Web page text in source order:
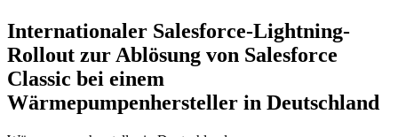
Internationaler Salesforce-Lightning-
Rollout zur Ablösung von Salesforce
Classic bei einem
Wärmepumpenhersteller in Deutschland